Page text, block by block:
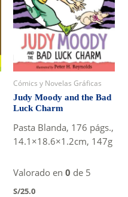
Cómics y Novelas Gráficas
Judy Moody and the Bad
Luck Charm
Pasta Blanda, 176 págs.,
14.1×18.6×1.2cm, 147g
Valorado en 0 de 5
S/25.0